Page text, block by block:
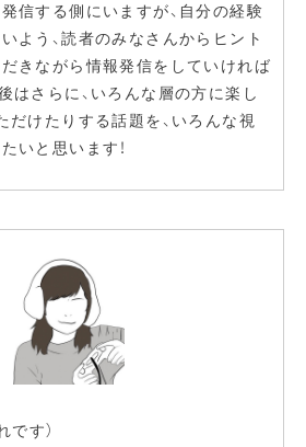
信する側にいますが、自分の経験
よう、読者のみなさんからヒント
きながら情報発信をしていければ
はさらに、いろんな層の方に楽し
だけたりする話題を、いろんな視
いと思います！
です）